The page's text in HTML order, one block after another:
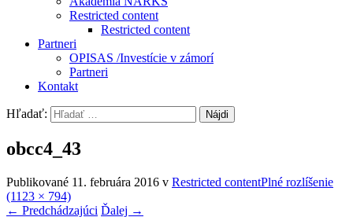
Restricted content
Restricted content
Partneri
OPISAS /Investície v zámorí
Partneri
Kontakt
Hľadať:
obcc4_43
Publikované 11. februára 2016 v Restricted contentPlné rozlíšenie
(1123 × 794)
← Predchádzajúci Ďalej →